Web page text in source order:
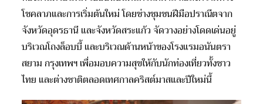
โชคลาภและการเริ่มต้นใหม่ โดยช่างชุมชนฝีมือปราณีตจาก
จังหวัดอุดรธานี และจังหวัดสระแก้ว จัดวางอย่างโดดเด่นอยู่
บริเวณโถงล็อบบี้ และบริเวณด้านหน้าของโรงแรมอนันตรา
สยาม กรุงเทพฯ เพื่อมอบความสุขให้กับนักท่องเที่ยวทั้งชาว
ไทย และต่างชาติตลอดเทศกาลคริสต์มาสและปีใหม่นี้